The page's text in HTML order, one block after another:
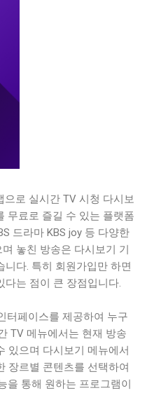
으로 실시간 TV 시청 다시보
무료로 즐길 수 있는 플랫폼
드라마 KBS joy 등 다양한
놓친 방송은 다시보기 기
다. 특히 회원가입만 하면
는 점이 큰 장점입니다.
터페이스를 제공하여 누구
TV 메뉴에서는 현재 방송
있으며 다시보기 메뉴에서
장르별 콘텐츠를 선택하여
을 통해 원하는 프로그램이